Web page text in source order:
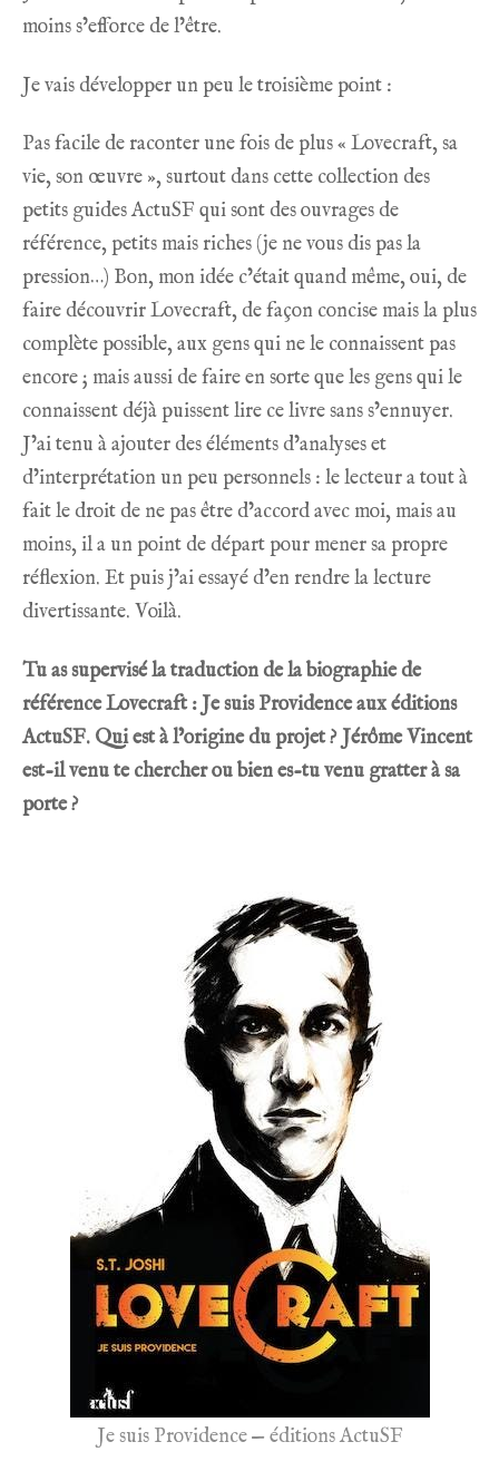
moins s’efforce de l’être.
Je vais développer un peu le troisième point :
Pas facile de raconter une fois de plus « Lovecraft, sa
vie, son œuvre », surtout dans cette collection des
petits guides ActuSF qui sont des ouvrages de
référence, petits mais riches (je ne vous dis pas la
pression…) Bon, mon idée c’était quand même, oui, de
faire découvrir Lovecraft, de façon concise mais la plus
complète possible, aux gens qui ne le connaissent pas
encore ; mais aussi de faire en sorte que les gens qui le
connaissent déjà puissent lire ce livre sans s’ennuyer.
J’ai tenu à ajouter des éléments d’analyses et
d’interprétation un peu personnels : le lecteur a tout à
fait le droit de ne pas être d’accord avec moi, mais au
moins, il a un point de départ pour mener sa propre
réflexion. Et puis j’ai essayé d’en rendre la lecture
divertissante. Voilà.
Tu as supervisé la traduction de la biographie de
référence Lovecraft :Je suis Providence aux éditions
ActuSF. Qui est à l’origine du projet ? Jérôme Vincent
est-il venu te chercher ou bien es-tu venu gratter à sa
porte ?
Je suis Providence — éditions ActuSF